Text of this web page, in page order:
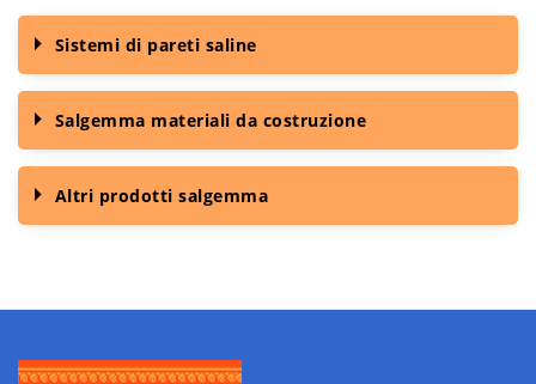
Sistemi di pareti saline
Salgemma materiali da costruzione
Altri prodotti salgemma